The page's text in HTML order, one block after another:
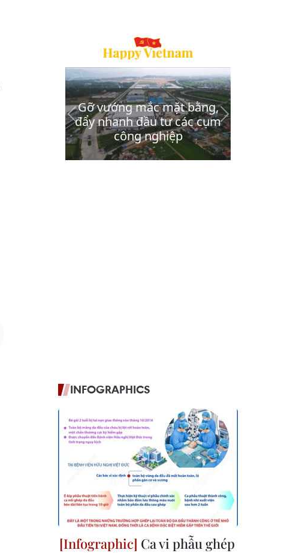
INFOGRAPHICS
Ca vi phẫu ghép